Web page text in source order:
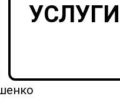
УСЛУГИ